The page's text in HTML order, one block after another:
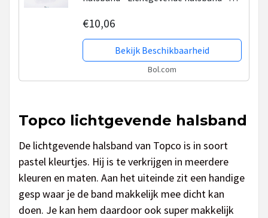
LED - Hondenriem – camouflage
€10,06
Bekijk Beschikbaarheid
Bol.com
Topco lichtgevende halsband
De lichtgevende halsband van Topco is in soort
pastel kleurtjes. Hij is te verkrijgen in meerdere
kleuren en maten. Aan het uiteinde zit een handige
gesp waar je de band makkelijk mee dicht kan
doen. Je kan hem daardoor ook super makkelijk